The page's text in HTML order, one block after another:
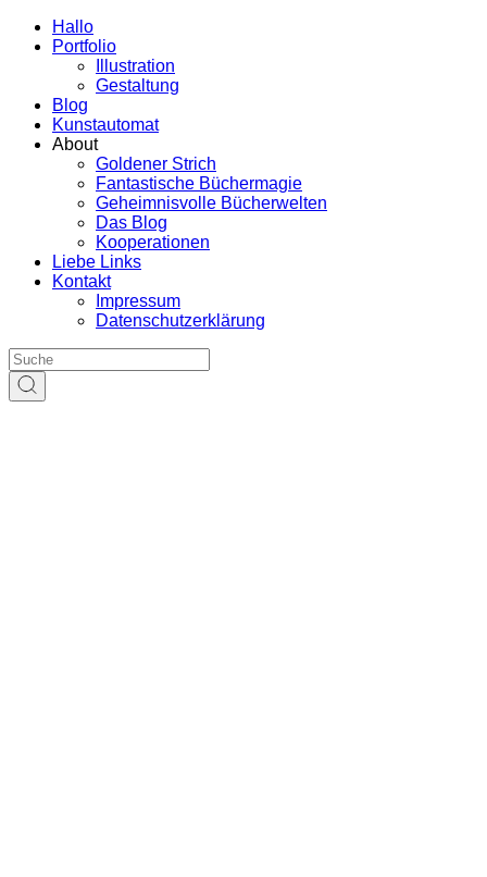
Hallo
Portfolio
Illustration
Gestaltung
Blog
Kunstautomat
About
Goldener Strich
Fantastische Büchermagie
Geheimnisvolle Bücherwelten
Das Blog
Kooperationen
Liebe Links
Kontakt
Impressum
Datenschutzerklärung